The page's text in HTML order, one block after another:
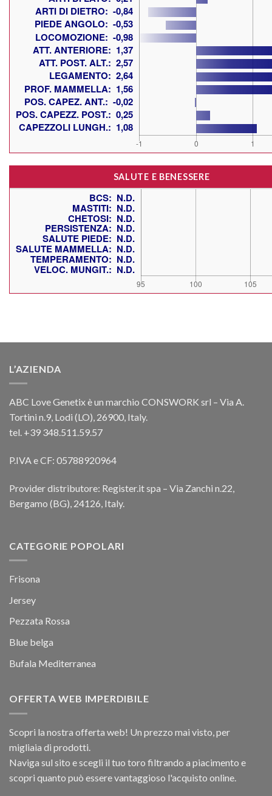
SALUTE E BENESSERE
L’AZIENDA
ABC Love Genetix è un marchio CONSWORK srl – Via A.
Tortini n.9, Lodi (LO), 26900, Italy.
tel. +39 348.511.59.57
P.IVA e CF: 05788920964
Provider distributore: Register.it spa – Via Zanchi n.22,
Bergamo (BG), 24126, Italy.
CATEGORIE POPOLARI
Frisona
Jersey
Pezzata Rossa
Blue belga
Bufala Mediterranea
OFFERTA WEB IMPERDIBILE
Scopri la nostra offerta web! Un prezzo mai visto, per
migliaia di prodotti.
Naviga sul sito e scegli il tuo toro filtrando a piacimento e
scopri quanto può essere vantaggioso l'acquisto online.